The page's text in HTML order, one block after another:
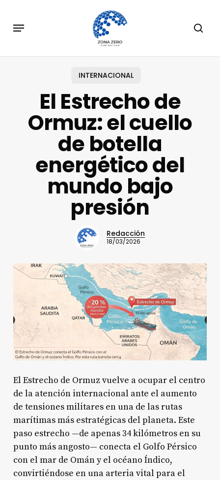
main
Menu
INTERNACIONAL
El Estrecho de
Ormuz: el cuello
de botella
energético del
mundo bajo
presión
Redacción
18/03/2026
El Estrecho de Ormuz vuelve a ocupar el centro
de la atención internacional ante el aumento
de tensiones militares en una de las rutas
marítimas más estratégicas del planeta. Este
paso estrecho —de apenas 34 kilómetros en su
punto más angosto— conecta el Golfo Pérsico
con el mar de Omán y el océano Índico,
convirtiéndose en una arteria vital para el